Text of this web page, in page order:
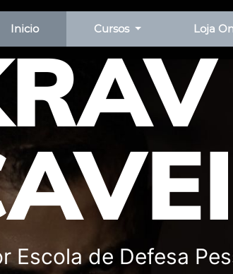
Inicio Cursos Loja
Escola de Defesa